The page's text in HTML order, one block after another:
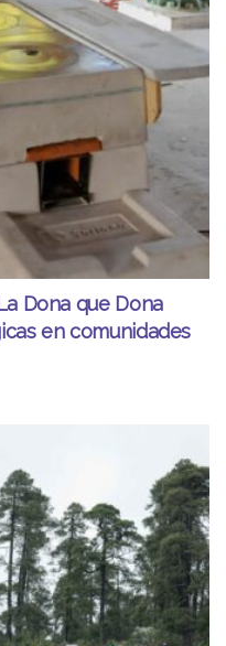
Dona que Dona
en comunidades